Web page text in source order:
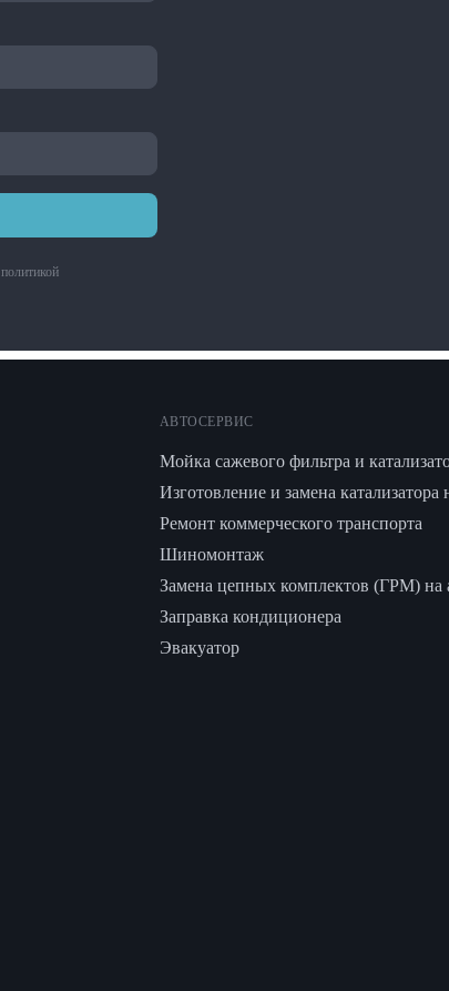
политикой
АВТОСЕРВИС
Мойка сажевого фильтра и
Изготовление и замена катализатора
Ремонт коммерческого транспорта
Шиномонтаж
Замена цепных комплектов (ГРМ) на
Заправка кондиционера
Эвакуатор